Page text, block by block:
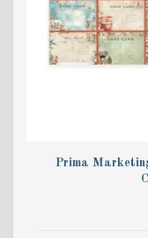
Prima